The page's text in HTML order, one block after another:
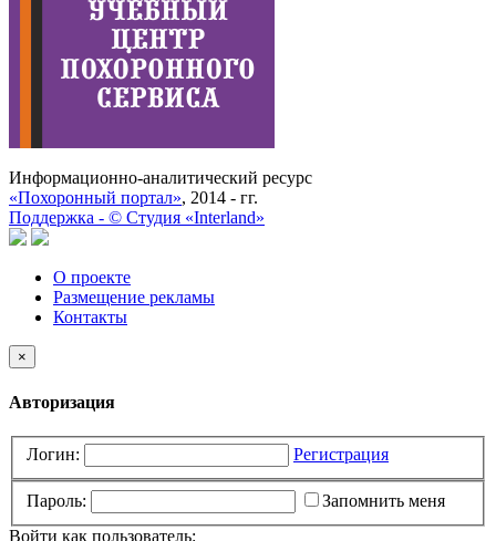
Информационно-аналитический ресурс
«Похоронный портал», 2014 - гг.
Поддержка - © Cтудия «Interland»
О проекте
Размещение рекламы
Контакты
×
Авторизация
Логин: Регистрация
Пароль:
Запомнить меня
Войти как пользователь: